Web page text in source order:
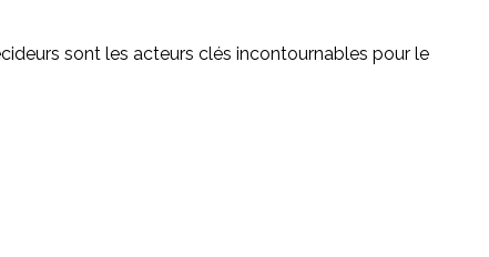
sont les acteurs clés incontournables pour le